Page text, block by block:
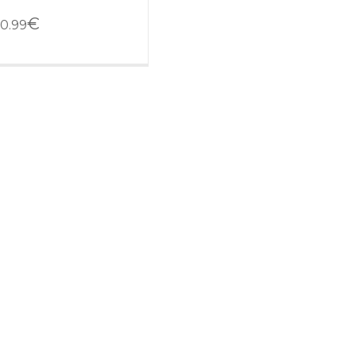
0.99€